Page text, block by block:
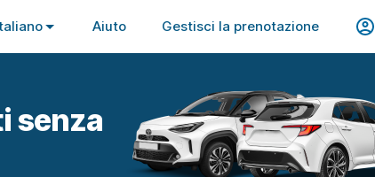
Aiuto Gestisci la prenotazione
senza